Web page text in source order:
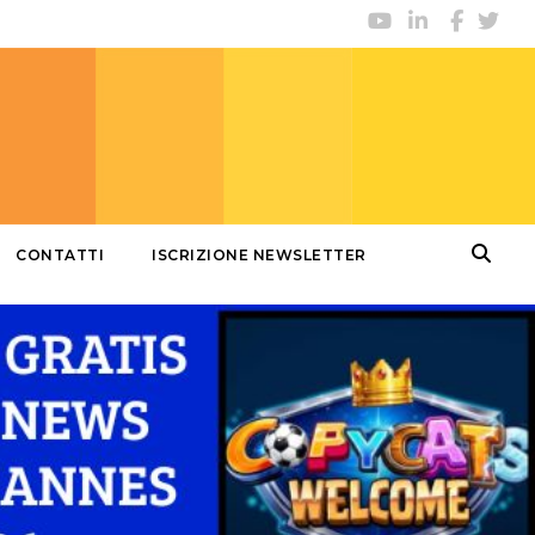
CONTATTI ISCRIZIONE NEWSLETTER